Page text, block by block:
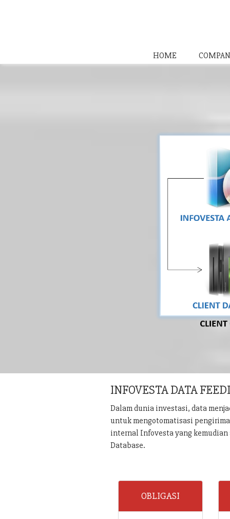
HOME
INFOVESTA DATA
Dalam dunia investasi, data
untuk mengotomatisasi
internal Infovesta yang
Database.
OBLIGASI